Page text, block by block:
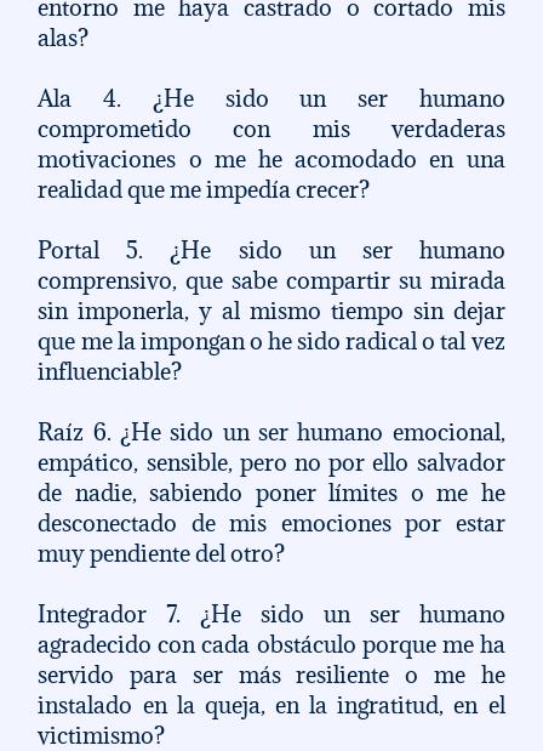
entorno me haya castrado o cortado mis
alas?
Ala 4. ¿He sido un ser humano
comprometido con mis verdaderas
motivaciones o me he acomodado en una
realidad que me impedía crecer?
Portal 5. ¿He sido un ser humano
comprensivo, que sabe compartir su mirada
sin imponerla, y al mismo tiempo sin dejar
que me la impongan o he sido radical o tal vez
influenciable?
Raíz 6. ¿He sido un ser humano emocional,
empático, sensible, pero no por ello salvador
de nadie, sabiendo poner límites o me he
desconectado de mis emociones por estar
muy pendiente del otro?
Integrador 7. ¿He sido un ser humano
agradecido con cada obstáculo porque me ha
servido para ser más resiliente o me he
instalado en la queja, en la ingratitud, en el
victimismo?